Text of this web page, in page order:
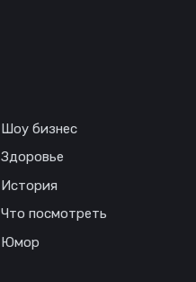
Шоу бизнес
Здоровье
История
Что посмотреть
Юмор